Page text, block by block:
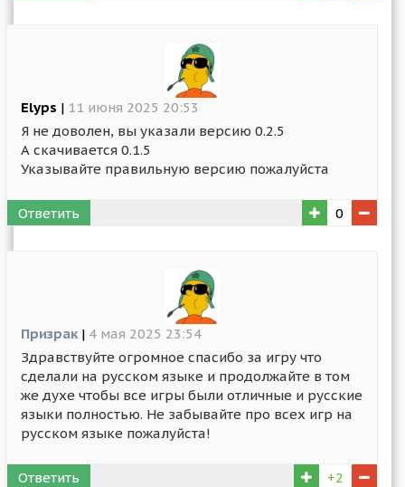
Elyps | 11 июня 2025 20:53
Я не доволен, вы указали версию 0.2.5
А скачивается 0.1.5
Указывайте правильную версию пожалуйста
Ответить 0
Призрак | 4 мая 2025 23:54
Здравствуйте огромное спасибо за игру что
сделали на русском языке и продолжайте в том
же духе чтобы все игры были отличные и русские
языки полностью. Не забывайте про всех игр на
русском языке пожалуйста!
Ответить +2